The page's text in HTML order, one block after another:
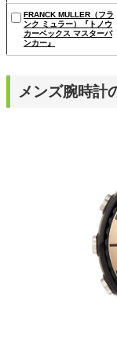
FRANCK MULLER（フラ
ンク ミュラー）『トノウ
カーベックス マスターバ
ンカー』
メンズ腕時計